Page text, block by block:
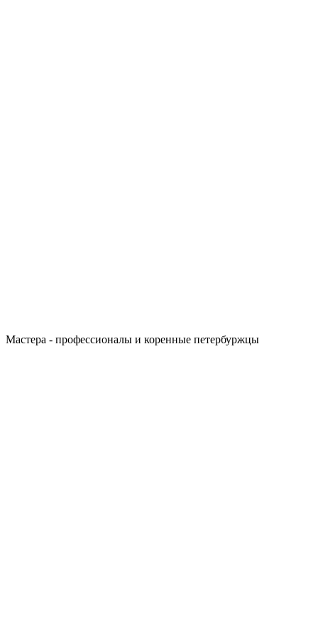
Мастера - профессионалы и коренные петербуржцы